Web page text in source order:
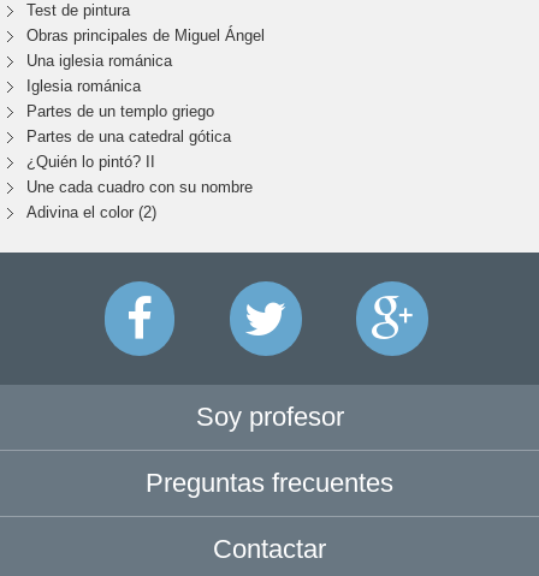
Test de pintura
Obras principales de Miguel Ángel
Una iglesia románica
Iglesia románica
Partes de un templo griego
Partes de una catedral gótica
¿Quién lo pintó? II
Une cada cuadro con su nombre
Adivina el color (2)
Soy profesor
Preguntas frecuentes
Contactar